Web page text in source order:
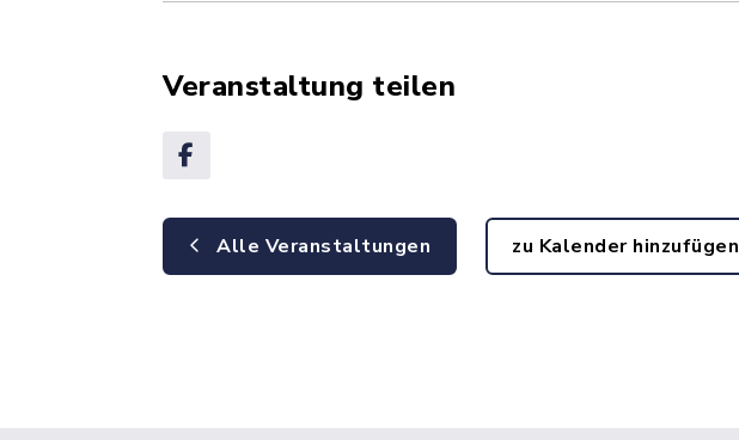
Veranstaltung teilen
Alle Veranstaltungen zu Kalender hinzufügen